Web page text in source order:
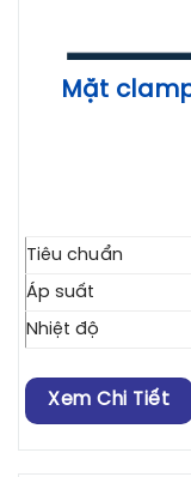
Mặt
Tiêu chuẩn
Áp suất
Nhiệt độ
Xem Chi Tiết